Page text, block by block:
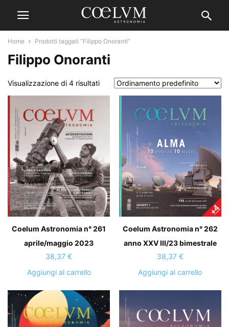
Home Prodotti taggati “Filippo Onoranti”
Filippo Onoranti
Visualizzazione di 4 risultati
Coelum Astronomia n° 261
aprile/maggio 2023
38,37€
Aggiungi al carrello
Coelum Astronomia n° 262
anno XXV III/23 bimestrale
38,37 €
Aggiungi al carrello